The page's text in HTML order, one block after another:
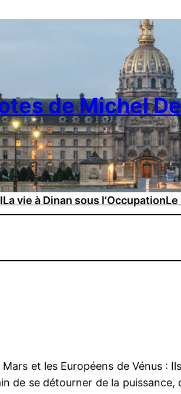
de Michel
La vie à Dinan sous l’OccupationLe
et les Européens de Vénus :
de se détourner de la